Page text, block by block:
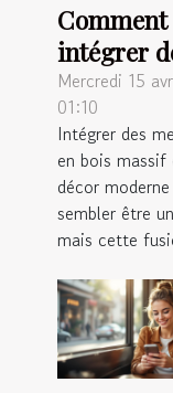
Comment
intégrer
meubles
bois massif
dans un
moderne ?
Mercredi 15
01:10
Intégrer des
en bois massif
décor
sembler être
mais cette